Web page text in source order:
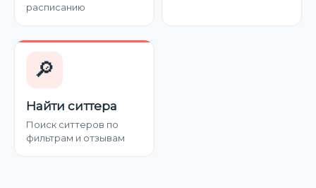
расписанию
🔎
Найти ситтера
Поиск ситтеров по
фильтрам и отзывам